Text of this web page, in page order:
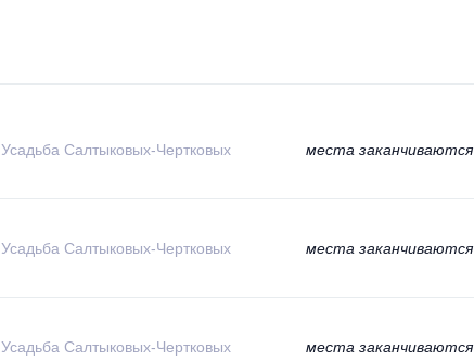
Усадьба Салтыковых-Чертковых места заканчиваются
Усадьба Салтыковых-Чертковых места заканчиваются
Усадьба Салтыковых-Чертковых места заканчиваются